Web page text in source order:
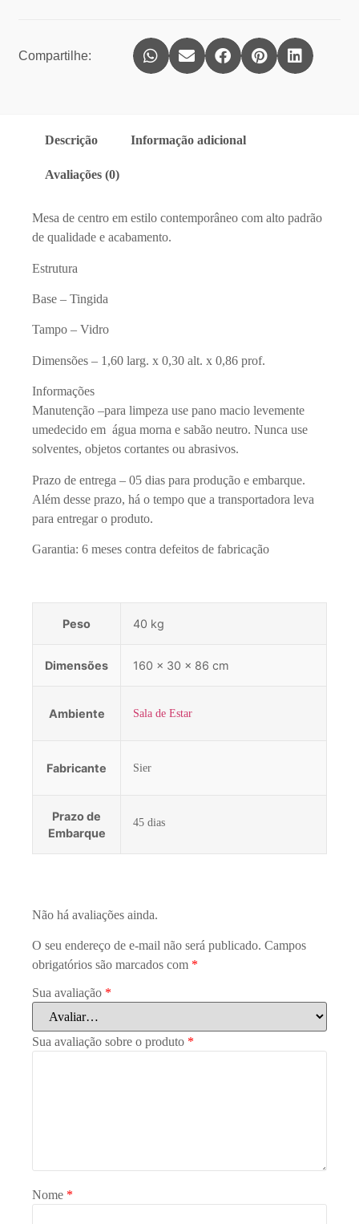
Compartilhe:
Descrição Informação adicional
Avaliações (0)
Mesa de centro em estilo contemporâneo com alto padrão
de qualidade e acabamento.
Estrutura
Base – Tingida
Tampo – Vidro
Dimensões – 1,60 larg. x 0,30 alt. x 0,86 prof.
Informações
Manutenção –para limpeza use pano macio levemente
umedecido em água morna e sabão neutro. Nunca use
solventes, objetos cortantes ou abrasivos.
Prazo de entrega – 05 dias para produção e embarque.
Além desse prazo, há o tempo que a transportadora leva
para entregar o produto.
Garantia: 6 meses contra defeitos de fabricação
Peso 40 kg
Dimensões 160 × 30 × 86 cm
Ambiente Sala de Estar
Fabricante Sier
Prazo de
Embarque
45 dias
Não há avaliações ainda.
O seu endereço de e-mail não será publicado. Campos
obrigatórios são marcados com *
Sua avaliação *
Sua avaliação sobre o produto *
Nome *